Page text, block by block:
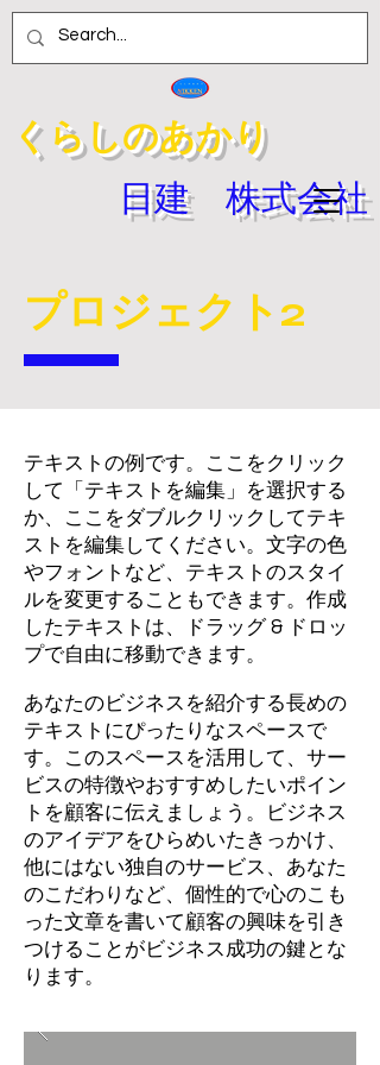
​くらしのあかり
​日建 株式会社
プロジェクト2
テキストの例です。ここをクリック
して「テキストを編集」を選択する
か、ここをダブルクリックしてテキ
ストを編集してください。文字の色
やフォントなど、テキストのスタイ
ルを変更することもできます。作成
したテキストは、ドラッグ & ドロッ
プで自由に移動できます。
あなたのビジネスを紹介する長めの
テキストにぴったりなスペースで
す。このスペースを活用して、サー
ビスの特徴やおすすめしたいポイン
トを顧客に伝えましょう。ビジネス
のアイデアをひらめいたきっかけ、
他にはない独自のサービス、あなた
のこだわりなど、個性的で心のこも
った文章を書いて顧客の興味を引き
つけることがビジネス成功の鍵とな
ります。